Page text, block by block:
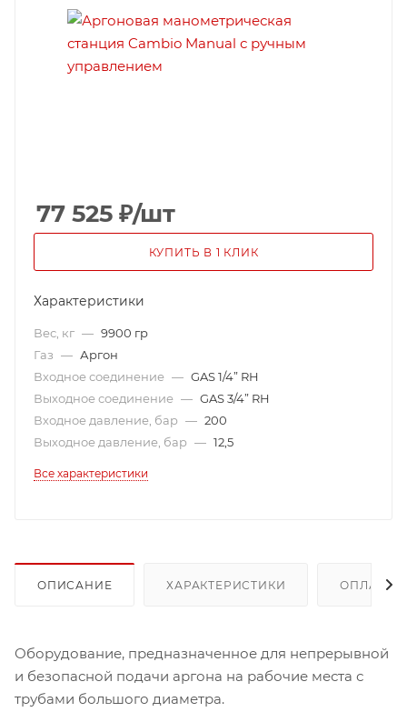
77 525 ₽/шт
КУПИТЬ В 1 КЛИК
Характеристики
Вес, кг — 9900 гр
Газ — Аргон
Входное соединение — GAS 1/4” RH
Выходное соединение — GAS 3/4” RH
Входное давление, бар — 200
Выходное давление, бар — 12,5
Все характеристики
ОПИСАНИЕ ХАРАКТЕРИСТИКИ ОПЛАТА
Оборудование, предназначенное для непрерывной
и безопасной подачи аргона на рабочие места с
трубами большого диаметра.